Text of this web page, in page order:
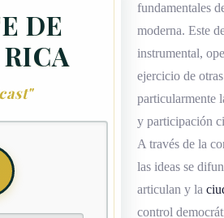
DE
fundamentales
moderna. Este
instrumental,
ejercicio de
particularmente
y participación
A través de la
las ideas se
articulan y la
control